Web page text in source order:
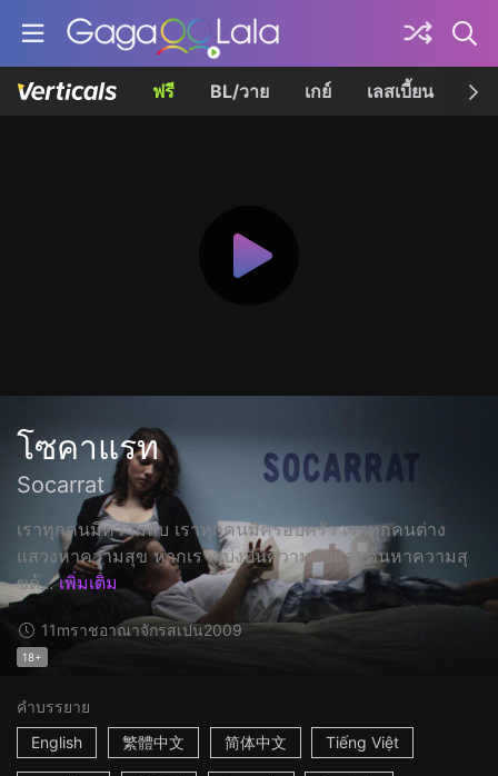
ฟรี BL/วาย เกย์ เลสเบี้ยน เค
โซคาแรท
Socarrat
เราทุกคนมีความลับ เราทุกคนมีครอบครัว เราทุกคนต่าง
แสวงหาความสุข หากเราแบ่งปันความลับและค้นหาความสุ
ขด้... เพิ่มเติม
11mราชอาณาจักรสเปน2009
18+
คำบรรยาย
English
繁體中文 简体中文 Tiếng Việt